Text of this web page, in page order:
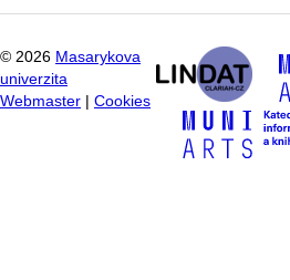
© 2026 Masarykova
univerzita
Webmaster
Cookies